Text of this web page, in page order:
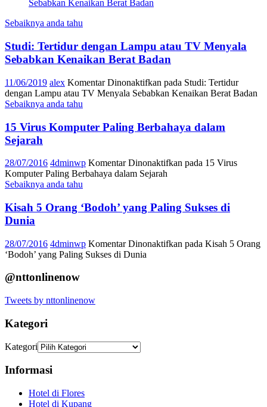
Sebaiknya anda tahu
Studi: Tertidur dengan Lampu atau TV Menyala
Sebabkan Kenaikan Berat Badan
11/06/2019 alex Komentar Dinonaktifkan pada Studi: Tertidur
dengan Lampu atau TV Menyala Sebabkan Kenaikan Berat Badan
Sebaiknya anda tahu
15 Virus Komputer Paling Berbahaya dalam
Sejarah
28/07/2016 4dminwp Komentar Dinonaktifkan pada 15 Virus
Komputer Paling Berbahaya dalam Sejarah
Sebaiknya anda tahu
Kisah 5 Orang ‘Bodoh’ yang Paling Sukses di
Dunia
28/07/2016 4dminwp Komentar Dinonaktifkan pada Kisah 5 Orang
‘Bodoh’ yang Paling Sukses di Dunia
@nttonlinenow
Tweets by nttonlinenow
Kategori
Kategori
Informasi
Hotel di Flores
Hotel di Kupang